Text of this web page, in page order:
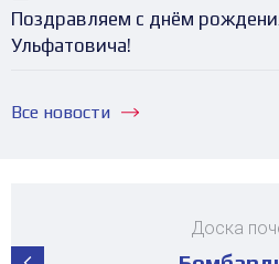
Поздравляем с днём
Ульфатовича!
Все новости
Доска